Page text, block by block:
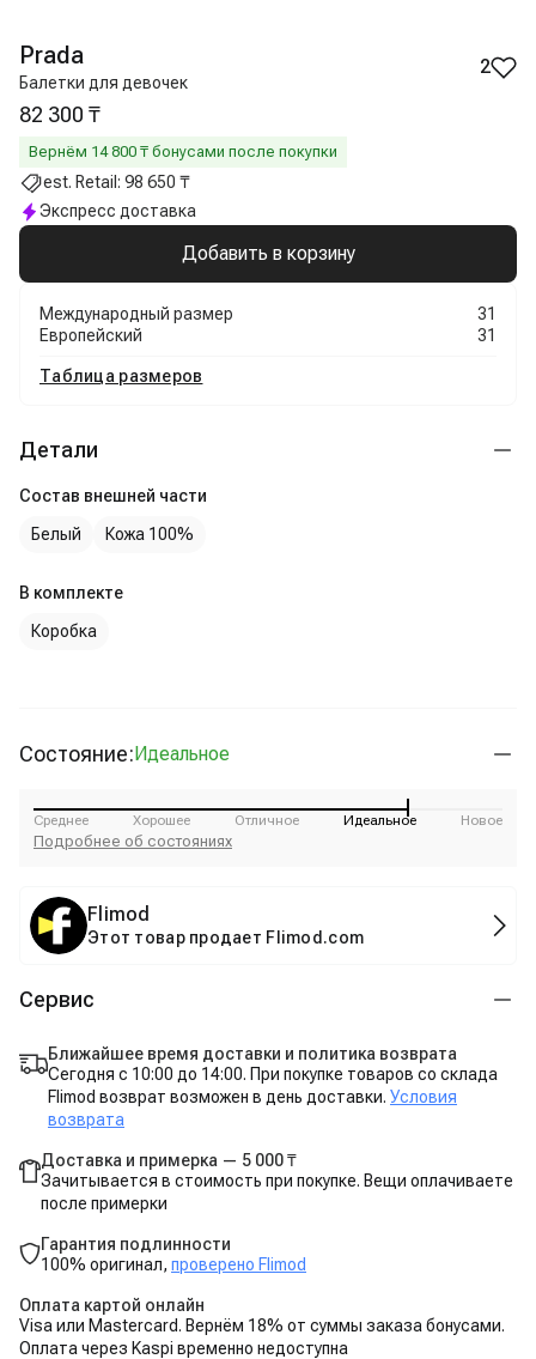
Prada
Балетки для девочек
2
82 300 ₸
Вернём 14 800 ₸ бонусами после покупки
est. Retail: 98 650 ₸
Экспресс доставка
Добавить в корзину
Международный размер
31
Европейский
31
Таблица размеров
Детали
Состав внешней части
Белый
Кожа 100%
В комплекте
Коробка
Состояние:Идеальное
Среднее Хорошее Отличное Идеальное Новое
Подробнее об состояниях
Flimod
Этот товар продает Flimod.com
Сервис
Ближайшее время доставки и политика возврата
Сегодня с 10:00 до 14:00. При покупке товаров со склада
Flimod возврат возможен в день доставки. Условия
возврата
Доставка и примерка — 5 000 ₸
Зачитывается в стоимость при покупке. Вещи оплачиваете
после примерки
Гарантия подлинности
100% оригинал, проверено Flimod
Оплата картой онлайн
Visa или Mastercard. Вернём 18% от суммы заказа бонусами.
Оплата через Kaspi временно недоступна